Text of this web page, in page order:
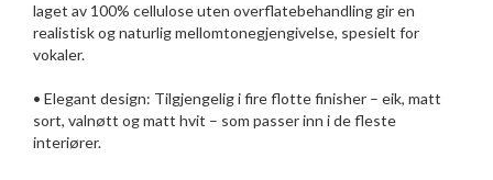
laget av 100% cellulose uten overflatebehandling gir en
realistisk og naturlig mellomtonegjengivelse, spesielt for
vokaler.
• Elegant design: Tilgjengelig i fire flotte finisher – eik, matt
sort, valnøtt og matt hvit – som passer inn i de fleste
interiører.